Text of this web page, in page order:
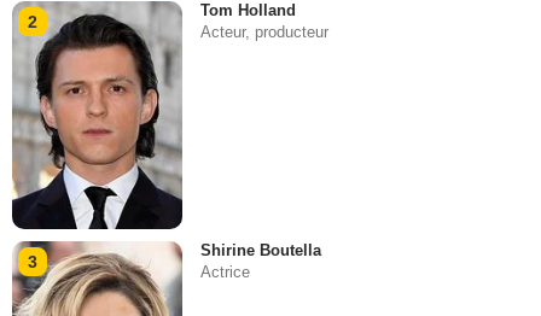
2
Tom Holland
Acteur, producteur
3
Shirine Boutella
Actrice